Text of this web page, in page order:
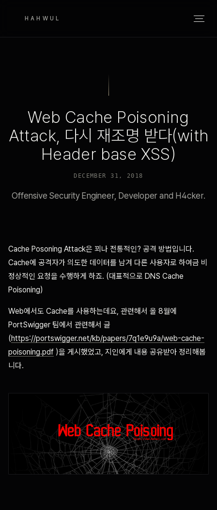
HAHWUL
Web Cache Poisoning
Attack, 다시 재조명 받다(with
Header base XSS)
DECEMBER 31, 2018
Offensive Security Engineer, Developer and H4cker.
Cache Posoning Attack은 꾀나 전통적인? 공격 방법입니다.
Cache에 공격자가 의도한 데이터를 남겨 다른 사용자로 하여금 비
정상적인 요청을 수행하게 하죠. (대표적으로 DNS Cache
Poisoning)
Web에서도 Cache를 사용하는데요, 관련해서 올 8월에
PortSwigger 팀에서 관련해서 글
(https://portswigger.net/kb/papers/7q1e9u9a/web-cache-
poisoning.pdf)을 게시했었고, 지인에게 내용 공유받아 정리해봅
니다.